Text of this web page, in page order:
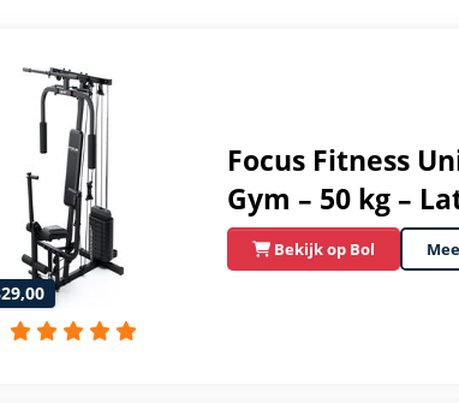
Focus Fitness
Gym – 50 kg –
Bekijk op Bol